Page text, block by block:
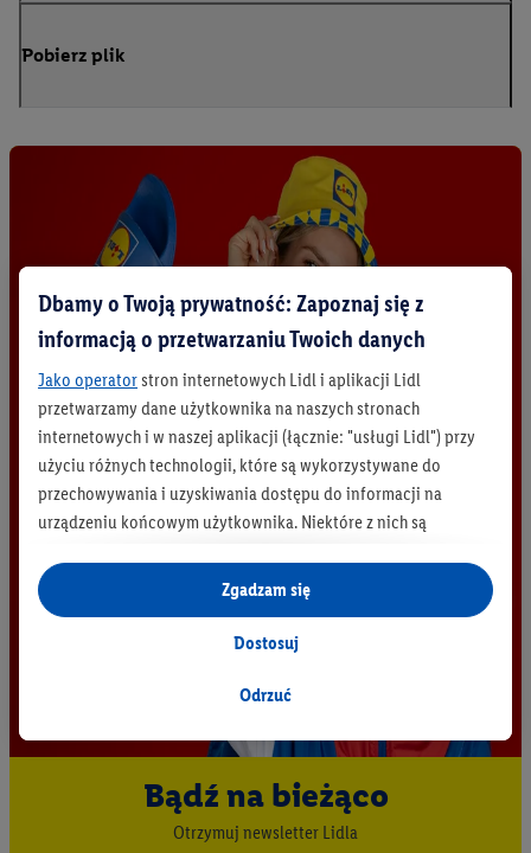
Pobierz plik
Bądź na bieżąco
Otrzymuj newsletter Lidla
Dbamy o Twoją prywatność: Zapoznaj się z
informacją o przetwarzaniu Twoich danych
Jako operatorstron internetowych Lidl i aplikacji Lidl
przetwarzamy dane użytkownika na naszych stronach
internetowych i w naszej aplikacji (łącznie: "usługi Lidl") przy
użyciu różnych technologii, które są wykorzystywane do
przechowywania i uzyskiwania dostępu do informacji na
urządzeniu końcowym użytkownika. Niektóre z nich są
są za zgodą użytkownika - również przez partnerów (
jako odrębnych
administratorów lub współadministratorów
danych osobowych; w związku z IAB TCF łącznie
generowania statystyk lub prezentowania
Przetwarzanie danych na potrzeby personalizacji reklam
odbywa się w celu kontrolowania naszych własnych reklam i
umożliwienia podmiotom trzecim wyświetlania treści
marketingowych poza usługami Lidl za pośrednictwem
Odrzuć
Dostosuj
Zgadzam się